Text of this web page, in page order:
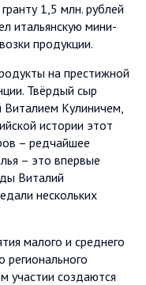
1,5 млн. рублей
итальянскую мини-
продукции.
на престижной
Твёрдый сыр
Кулиничем,
истории этот
– редчайшее
– это впервые
Виталий
нескольких
малого и среднего
регионального
участии создаются